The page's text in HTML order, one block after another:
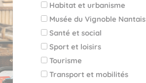
Habitat et urbanisme
Musée du Vignoble Nantais
Santé et social
Sport et loisirs
Tourisme
Transport et mobilités